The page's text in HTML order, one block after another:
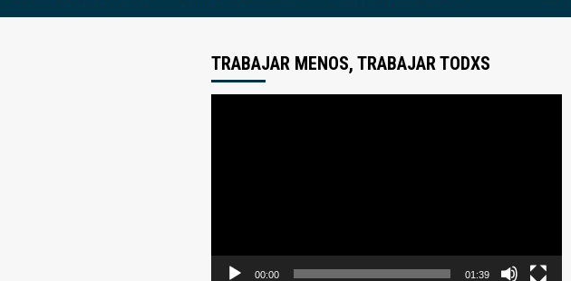
TRABAJAR MENOS, TRABAJAR TODXS
00:00 01:39